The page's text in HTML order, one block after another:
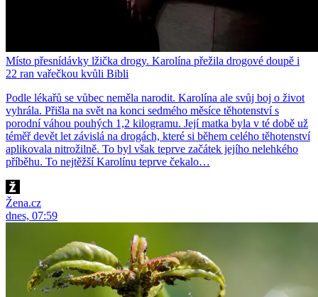
Místo přesnídávky lžička drogy. Karolína přežila drogové doupě i
22 ran vařečkou kvůli Bibli
Podle lékařů se vůbec neměla narodit. Karolína ale svůj boj o život
vyhrála. Přišla na svět na konci sedmého měsíce těhotenství s
porodní váhou pouhých 1,2 kilogramu. Její matka byla v té době už
téměř devět let závislá na drogách, které si během celého těhotenství
aplikovala nitrožilně. To byl však teprve začátek jejího nelehkého
příběhu. To nejtěžší Karolínu teprve čekalo…
Žena.cz
dnes, 07:59